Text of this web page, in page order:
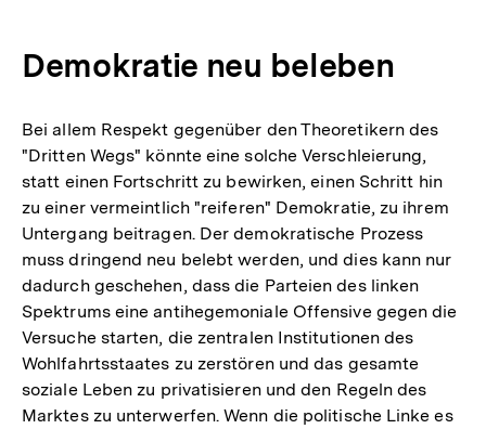
Demokratie neu beleben
Bei allem Respekt gegenüber den Theoretikern des
"Dritten Wegs" könnte eine solche Verschleierung,
statt einen Fortschritt zu bewirken, einen Schritt hin
zu einer vermeintlich "reiferen" Demokratie, zu ihrem
Untergang beitragen. Der demokratische Prozess
muss dringend neu belebt werden, und dies kann nur
dadurch geschehen, dass die Parteien des linken
Spektrums eine antihegemoniale Offensive gegen die
Versuche starten, die zentralen Institutionen des
Wohlfahrtsstaates zu zerstören und das gesamte
soziale Leben zu privatisieren und den Regeln des
Marktes zu unterwerfen. Wenn die politische Linke es